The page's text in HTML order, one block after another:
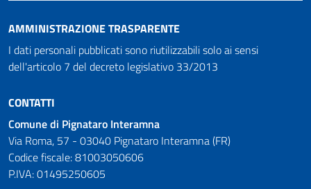
AMMINISTRAZIONE TRASPARENTE
I dati personali pubblicati sono riutilizzabili solo ai sensi
dell'articolo 7 del decreto legislativo 33/2013
CONTATTI
Comune di Pignataro Interamna
Via Roma, 57 - 03040 Pignataro Interamna (FR)
Codice fiscale: 81003050606
P.IVA: 01495250605